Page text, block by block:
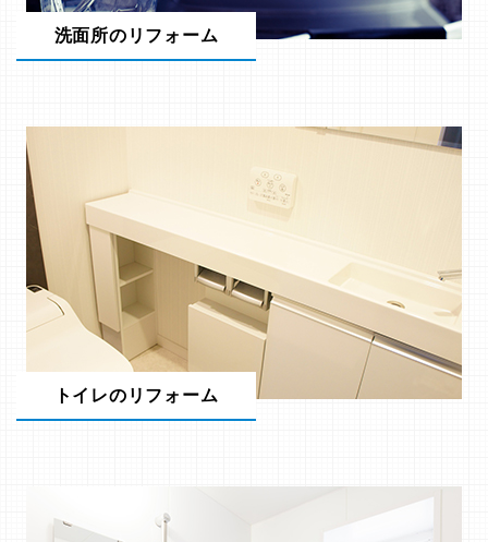
洗面所のリフォーム
トイレのリフォーム